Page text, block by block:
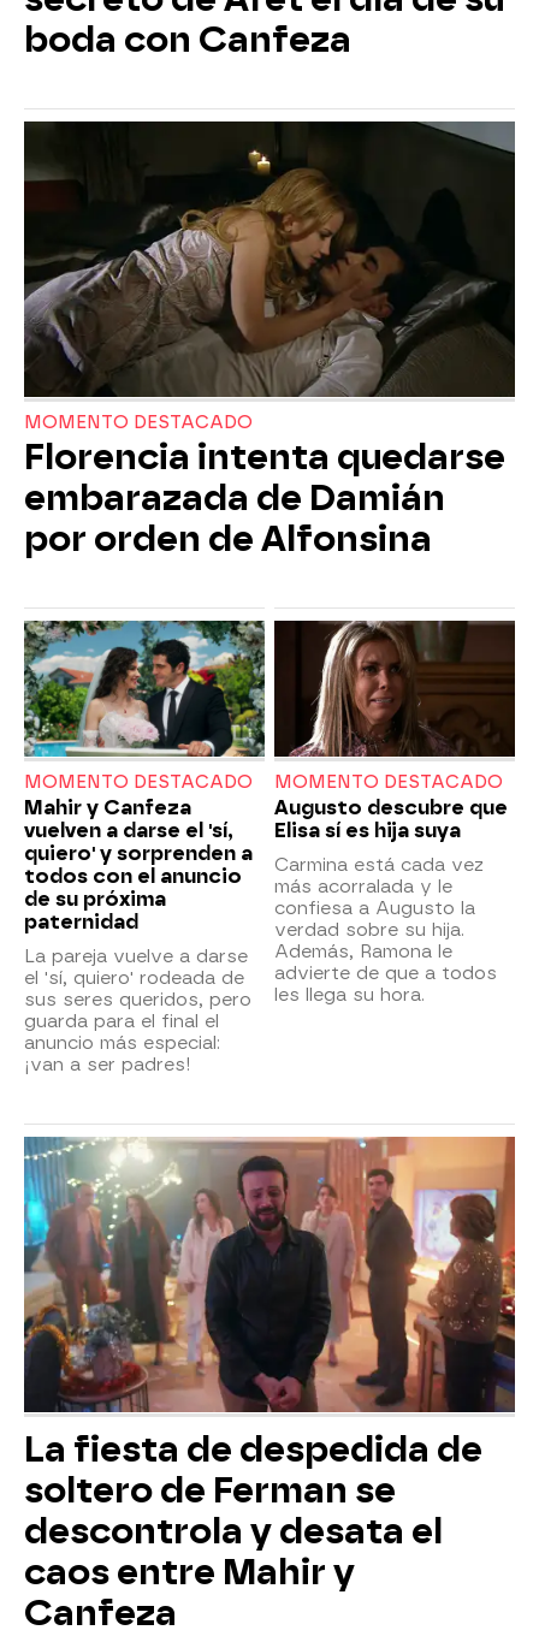
boda con Canfeza
MOMENTO DESTACADO
Florencia intenta quedarse
embarazada de Damián
por orden de Alfonsina
MOMENTO DESTACADO
Mahir y Canfeza
vuelven a darse el 'sí,
quiero' y sorprenden a
todos con el anuncio
de su próxima
paternidad
La pareja vuelve a darse
el 'sí, quiero' rodeada de
sus seres queridos, pero
guarda para el final el
anuncio más especial:
¡van a ser padres!
MOMENTO DESTACADO
Augusto descubre que
Elisa sí es hija suya
Carmina está cada vez
más acorralada y le
confiesa a Augusto la
verdad sobre su hija.
Además, Ramona le
advierte de que a todos
les llega su hora.
La fiesta de despedida de
soltero de Ferman se
descontrola y desata el
caos entre Mahir y
Canfeza